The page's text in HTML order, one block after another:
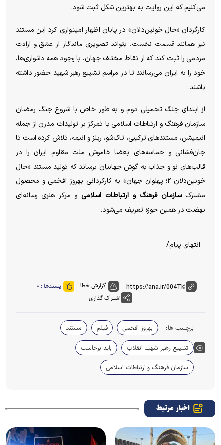
می‌کنیم که این روایت به بهترین شکل ثبت شود.
کارگردان «حال خونین‌دلان» در پایان اظهار امیدواری کرد این مستند
نیز همانند قسمت نخست، بتواند تصویری ماندگار از عشق و ارادت
مردمی را ثبت کند که از نقاط مختلف جهان، با وجود همه دشواری‌ها،
خود را به ایران می‌رسانند تا در مراسم تشییع رهبر شهید حضور داشته
باشند.
از ابتدای جنگ تحمیلی دوم و به طور خاص با شروع جنگ رمضان
سازمان فرهنگ و ارتباطات اسلامی با تمرکز بر تولیدات مدرن از جمله
انیمیشن، مستندهای ترکیبی، تاک‌شو، ریلز و انیمه، تلاش کرده است تا
جان‌فشانی و حماسه‌های بعضا خاموش ملت مقاوم ایران را در
قالب‌های نو و جذاب به گوش جهانیان برساند که تولید مستند «حال
خونین‌دلان ۲؛ پهلوان جهان» به کارگردانی بهروز افخمی و محصول
مشترکسازمان فرهنگ و ارتباطات اسلامی و مرکز هنری رسانه‌ای
نهضت در همین حوزه تعریف می‌شود.
انتهای پیام/
گزارش خطا پسندها : ۰
اشتراک گذاری
برچسب ها: بهروز افخمی فیلم
مستند
تشییع رهبر شهید انقلاب
باید برخاست
سازمان فرهنگ و ارتباطات اسلامی
اخبار مرتبط